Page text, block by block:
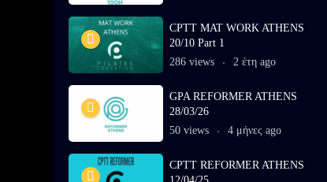
CPTT MAT WORK ATHENS
20/10 Part 1
286 views
2 έτη ago
GPA REFORMER ATHENS
28/03/26
50 views
4 μήνες ago
CPTT REFORMER ATHENS